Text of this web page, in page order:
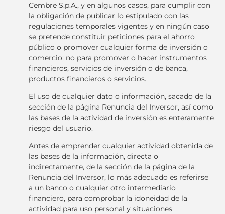
Cembre S.p.A., y en algunos casos, para cumplir con
la obligación de publicar lo estipulado con las
regulaciones temporales vigentes y en ningún caso
se pretende constituir peticiones para el ahorro
público o promover cualquier forma de inversión o
comercio; no para promover o hacer instrumentos
financieros, servicios de inversión o de banca,
productos financieros o servicios.
El uso de cualquier dato o información, sacado de la
sección de la página Renuncia del Inversor, así como
las bases de la actividad de inversión es enteramente
riesgo del usuario.
Antes de emprender cualquier actividad obtenida de
las bases de la información, directa o
indirectamente, de la sección de la página de la
Renuncia del Inversor, lo más adecuado es referirse
a un banco o cualquier otro intermediario
financiero, para comprobar la idoneidad de la
actividad para uso personal y situaciones